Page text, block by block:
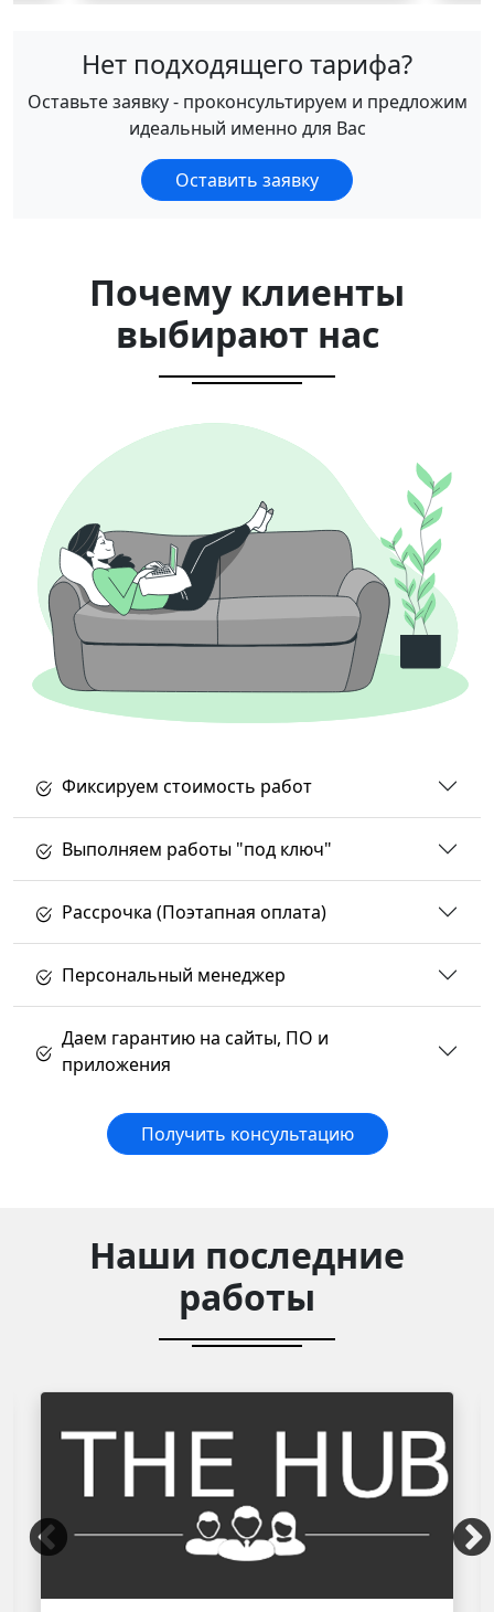
Нет подходящего тарифа?
Оставьте заявку - проконсультируем и предложим
идеальный именно для Вас
Оставить заявку
Почему клиенты
выбирают нас
Фиксируем стоимость работ
Выполняем работы "под ключ"
Рассрочка (Поэтапная оплата)
Персональный менеджер
Даем гарантию на сайты, ПО и
приложения
Получить консультацию
Наши последние
работы